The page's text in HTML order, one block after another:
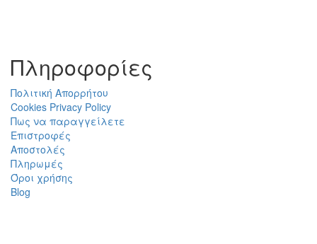
Πληροφορίες
Πολιτική Απορρήτου
Cookies Privacy Policy
Πως να παραγγείλετε
Επιστροφές
Αποστολές
Πληρωμές
Όροι χρήσης
Blog